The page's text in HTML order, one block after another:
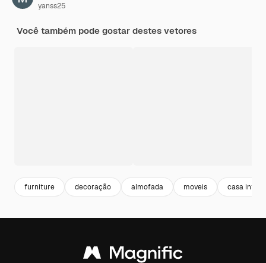
yanss25
Você também pode gostar destes vetores
furniture decoração almofada moveis casa